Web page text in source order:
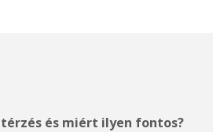
és miért ilyen fontos?